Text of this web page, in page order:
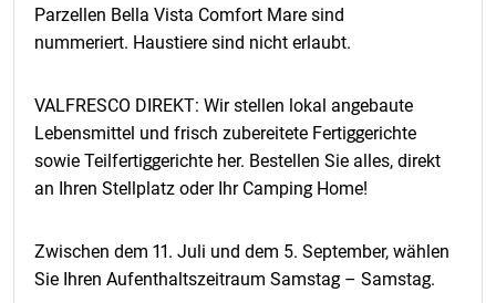
Parzellen Bella Vista Comfort Mare sind
nummeriert. Haustiere sind nicht erlaubt.
VALFRESCO DIREKT: Wir stellen lokal angebaute
Lebensmittel und frisch zubereitete Fertiggerichte
sowie Teilfertiggerichte her. Bestellen Sie alles, direkt
an Ihren Stellplatz oder Ihr Camping Home!
Zwischen dem 11. Juli und dem 5. September, wählen
Sie Ihren Aufenthaltszeitraum Samstag – Samstag.